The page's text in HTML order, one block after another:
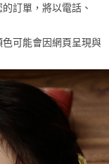
本公司）所提供，讓
商店將買賣／分期付款
帳款。
，商店將以您的個人
蒐集、處理及利用，
對及更正。
userRule
結，可透過四大超商／
成。
要取消訂單，請聯絡
效，需透過AFTEE先享
顯示為準，若有關於
繫「AFTEE先享後付
support/home
後付」服務完成之交
相關給付款項請求債
供京站紙袋，取件時
訂單，將以電話、
可能會因網頁呈現與